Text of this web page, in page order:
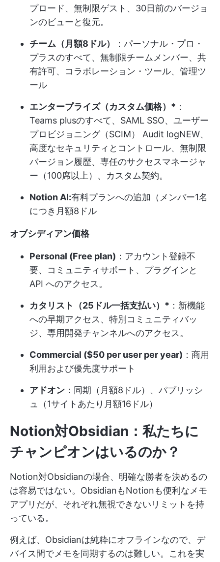
プロード、無制限ゲスト、30日前のバージョ
ンのビューと復元。
チーム（月額8ドル）
：パーソナル・プロ・
プラスのすべて、無制限チームメンバー、共
有許可、コラボレーション・ツール、管理ツ
ール
エンタープライズ（カスタム価格）* ：
Teams plusのすべて、SAML SSO、ユーザー
プロビジョニング（SCIM） Audit logNEW、
高度なセキュリティとコントロール、無制限
バージョン履歴、専任のサクセスマネージャ
ー（100席以上）、カスタム契約。
Notion AI:有料プランへの追加（メンバー1名
につき月額8ドル
オブシディアン価格
Personal (Free plan) ：アカウント登録不
要、コミュニティサポート、プラグインと
API へのアクセス。
カタリスト（25ドル一括支払い）* ：新機能
への早期アクセス、特別コミュニティバッ
ジ、専用開発チャンネルへのアクセス。
Commercial ($50 per user per year) ：商用
利用および優先度サポート
アドオン ：同期（月額8ドル）、パブリッシ
ュ（1サイトあたり月額16ドル）
Notion対Obsidian：私たちに
チャンピオンはいるのか？
Notion対Obsidianの場合、明確な勝者を決めるの
は容易ではない。ObsidianもNotionも便利なメモ
アプリだが、それぞれ無視できないリミットを持
っている。
例えば、Obsidianは純粋にオフラインなので、デ
バイス間でメモを同期するのは難しい。これを実